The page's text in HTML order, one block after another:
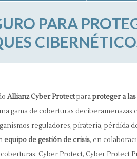
PARA
Allianz Cyber Protectparaproteger a
gama de coberturas
reguladores, piratería,
equipo de gestión de crisis, en
Cyber Protect, Cyber Protect